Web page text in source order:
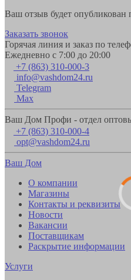
Ваш отзыв будет опубликован
Заказать звонок
Горячая линия и заказ по
Ежедневно с 7:00 до 20:00
+7 (863) 310-000-3
info@vashdom24.ru
Telegram
Max
Ваш Дом Профи - отдел
+7 (863) 310-000-4
opt@vashdom24.ru
Ваш Дом
О компании
Магазины
Контакты и реквизиты
Новости
Вакансии
Поставщикам
Раскрытие информации
Услуги